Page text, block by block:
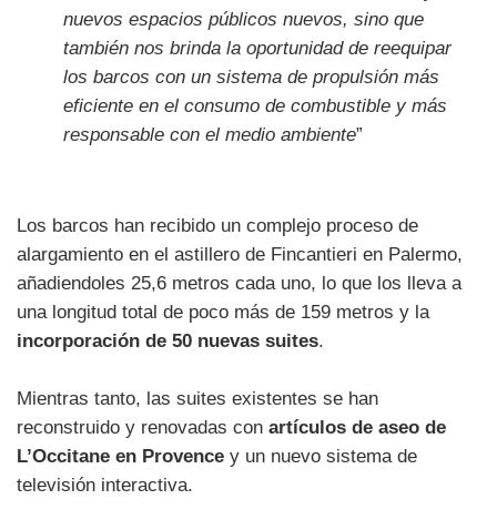
nuevos espacios públicos nuevos, sino que
también nos brinda la oportunidad de reequipar
los barcos con un sistema de propulsión más
eficiente en el consumo de combustible y más
responsable con el medio ambiente”
Los barcos han recibido un complejo proceso de
alargamiento en el astillero de Fincantieri en Palermo,
añadiendoles 25,6 metros cada uno, lo que los lleva a
una longitud total de poco más de 159 metros y la
incorporación de 50 nuevas suites.
Mientras tanto, las suites existentes se han
reconstruido y renovadas con artículos de aseo de
L’Occitane en Provence y un nuevo sistema de
televisión interactiva.